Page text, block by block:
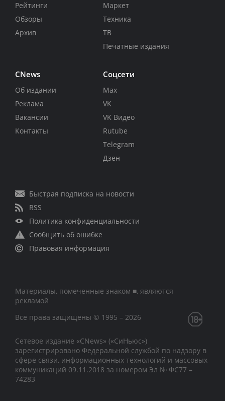
Рейтинги
Обзоры
Архив
Маркет
Техника
ТВ
Печатные издания
CNews
Об издании
Реклама
Вакансии
Контакты
Соцсети
Max
VK
VK Видео
Rutube
Telegram
Дзен
Быстрая подписка на новости
RSS
Политика конфиденциальности
Сообщить об ошибке
Правовая информация
Материалы, помеченные знаком ■, являются
рекламой
Все права защищены © 1995 – 2026
Сетевое издание «CNews» («СиНьюс»)
зарегистрировано Федеральной службой по надзору в
сфере связи, информационных технологий и массовых
коммуникаций 09.11.2018 за номером Эл № ФС77 –
74283